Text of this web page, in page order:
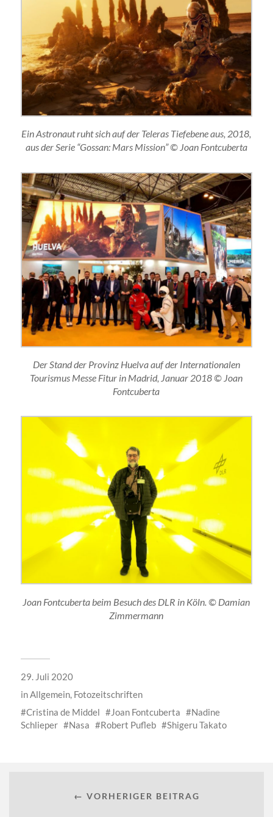
Ein Astronaut ruht sich auf der Teleras Tiefebene aus, 2018,
aus der Serie “Gossan: Mars Mission” © Joan Fontcuberta
Der Stand der Provinz Huelva auf der Internationalen
Tourismus Messe Fitur in Madrid, Januar 2018 © Joan
Fontcuberta
Joan Fontcuberta beim Besuch des DLR in Köln. © Damian
Zimmermann
29. Juli 2020
inAllgemein, Fotozeitschriften
Cristina de Middel
Joan Fontcuberta
Nadine
Schlieper
Nasa Robert Pufleb Shigeru Takato
← VORHERIGER BEITRAG